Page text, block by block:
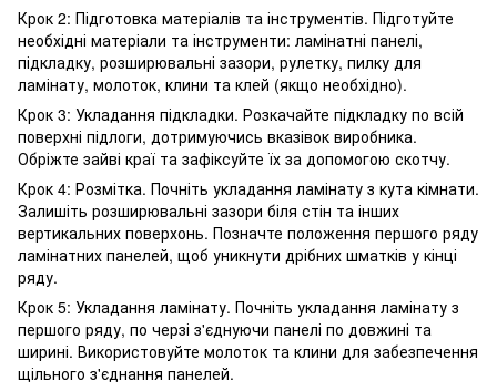
Крок 2: Підготовка матеріалів та інструментів. Підготуйте
необхідні матеріали та інструменти: ламінатні панелі,
підкладку, розширювальні зазори, рулетку, пилку для
ламінату, молоток, клини та клей (якщо необхідно).
Крок 3: Укладання підкладки. Розкачайте підкладку по всій
поверхні підлоги, дотримуючись вказівок виробника.
Обріжте зайві краї та зафіксуйте їх за допомогою скотчу.
Крок 4: Розмітка. Почніть укладання ламінату з кута кімнати.
Залишіть розширювальні зазори біля стін та інших
вертикальних поверхонь. Позначте положення першого ряду
ламінатних панелей, щоб уникнути дрібних шматків у кінці
ряду.
Крок 5: Укладання ламінату. Почніть укладання ламінату з
першого ряду, по черзі з'єднуючи панелі по довжині та
ширині. Використовуйте молоток та клини для забезпечення
щільного з'єднання панелей.